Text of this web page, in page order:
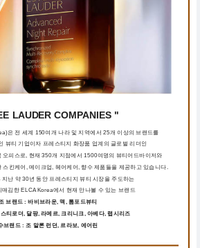
LAUDER COMPANIES "
은 전 세계 150여개 나라 및 지역에서 25개 이상의 브랜드를
뷰티 기업이자 프레스티지 화장품 업계의 글로벌 리더인
오피스로, 현재 350개 지점에서 1500여명의 뷰티어드바이저와
스킨케어, 메이크업, 헤어케어, 향수 제품들을 제공하고 있습니다.
난 약 30년 동안 프레스티지 뷰티 시장을 주도하는
매김한 ELCA Korea에서 현재 만나볼 수 있는 브랜드
브랜드 : 바비브라운, 맥, 톰포드뷰티
티로더, 달팡, 라메르, 크리니크, 아베다, 랩시리즈
브랜드 : 조 말론 런던, 르라보, 에어린